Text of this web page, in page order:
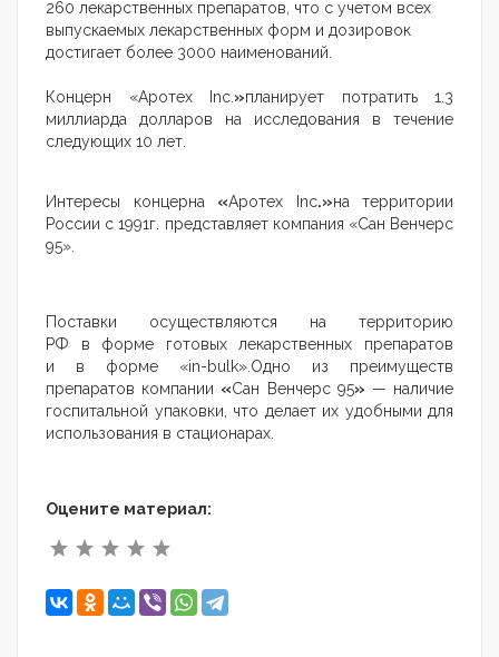
260 лекарственных препаратов, что с учетом всех
выпускаемых лекарственных форм и дозировок
достигает более 3000 наименований.
Концерн «Аротех Inc.»планирует потратить 1.3
миллиарда долларов на исследования в течение
следующих 10 лет.
Интересы концерна «Аротех Inc.»на территории
России с 1991г. представляет компания «Сан Венчерс
95».
Поставки осуществляются на территорию
РФ в форме готовых лекарственных препаратов
и в форме «in-bulk».Одно из преимуществ
препаратов компании «Сан Венчерс 95» — наличие
госпитальной упаковки, что делает их удобными для
использования в стационарах.
Оцените материал: